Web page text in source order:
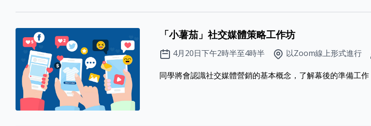
「小薯茄」社交媒體策略工作坊
4月20日下午2時半至4時半 以Zoom線上形式進行
同學將會認識社交媒體營銷的基本概念，了解幕後的準備工